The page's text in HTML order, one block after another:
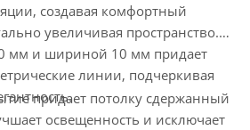
создавая комфортный
увеличивая пространство.
мм и шириной 10 мм придает
линии, подчеркивая
придает потолку сдержанный
освещенность и исключает